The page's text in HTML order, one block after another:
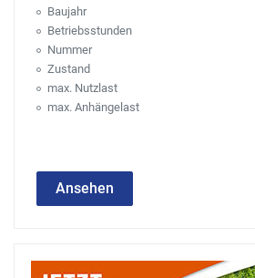
Baujahr
Betriebsstunden
Nummer
Zustand
max. Nutzlast
max. Anhängelast
Ansehen